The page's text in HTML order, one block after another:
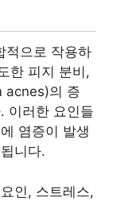
적으로 작용하
한 피지 분비,
acnes)의 증
이러한 요인들
염증이 발생
니다.
인, 스트레스,